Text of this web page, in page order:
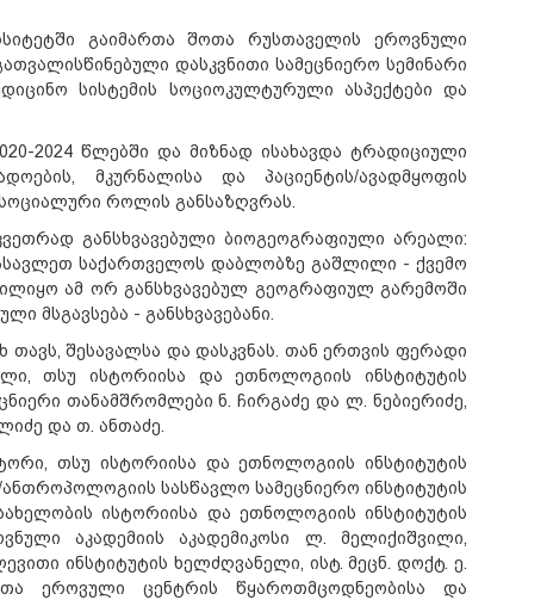
გაიმართა შოთა რუსთაველის ეროვნული
დასკვნითი სამეცნიერო სემინარი
სისტემის სოციოკულტურული ასპექტები და
2024 წლებში და მიზნად ისახავდა ტრადიციული
მკურნალისა და პაციენტის/ავადმყოფის
როლის განსაზღვრას.
განსხვავებული ბიოგეოგრაფიული არეალი:
საქართველოს დაბლობზე გაშლილი - ქვემო
ამ ორ განსხვავებულ გეოგრაფიულ გარემოში
მსგავსება - განსხვავებანი.
შესავალსა და დასკვნას. თან ერთვის ფერადი
თსუ ისტორიისა და ეთნოლოგიის ინსტიტუტის
თანამშრომლები ნ. ჩირგაძე და ლ. ნებიერიძე,
და თ. ანთაძე.
თსუ ისტორიისა და ეთნოლოგიის ინსტიტუტის
სასწავლო სამეცნიერო ინსტიტუტის
ისტორიისა და ეთნოლოგიის ინსტიტუტის
აკადემიის აკადემიკოსი ლ. მელიქიშვილი,
ინსტიტუტის ხელძღვანელი, ისტ. მეცნ. დოქტ. ე.
ეროვული ცენტრის წყაროთმცოდნეობისა და